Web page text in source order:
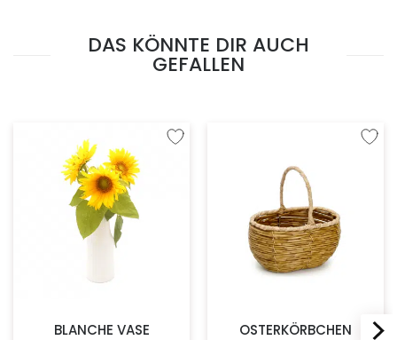
DAS KÖNNTE DIR AUCH
GEFALLEN
Zur Wunschliste hinzufügen
BLANCHE VASE
Zur
OSTERKÖRBCHEN